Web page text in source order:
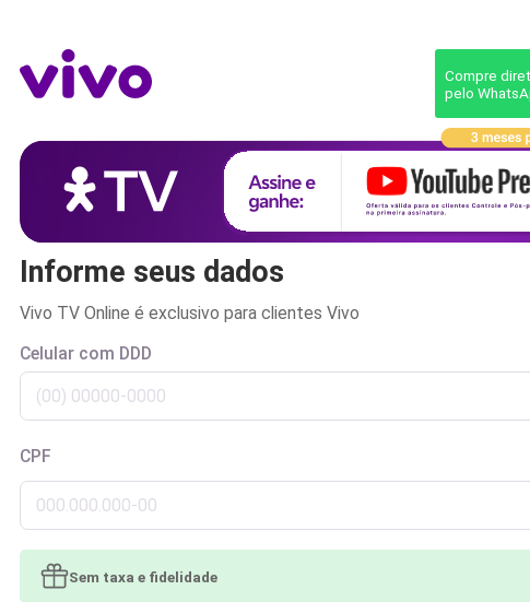
Compre
pelo
Informe seus dados
Vivo TV Online é exclusivo para clientes Vivo
Celular com DDD
CPF
Sem taxa e fidelidade